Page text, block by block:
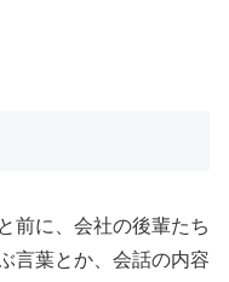
前に、会社の後輩たち
言葉とか、会話の内容